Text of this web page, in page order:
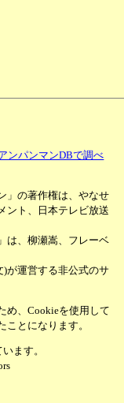
ンパンマンDBで調べ
」の著作権は、やなせ
ント、日本テレビ放送
は、柳瀬嵩、フレーベ
)が運営する非公式のサ
め、Cookieを使用して
とになります。
ます。